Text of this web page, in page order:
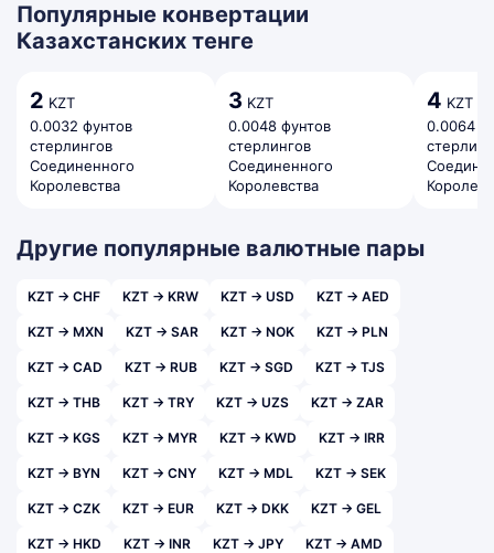
Популярные конвертации
Казахстанских тенге
2 KZT
0.0032 фунтов
стерлингов
Соединенного
Королевства
3 KZT
0.0048 фунтов
стерлингов
Соединенного
Королевства
4 KZT
0.0064
Другие популярные валютные пары
KZT → CHF KZT → KRW KZT → USD KZT → AED
KZT → MXN KZT → SAR KZT → NOK KZT → PLN
KZT → CAD KZT → RUB KZT → SGD KZT → TJS
KZT → THB KZT → TRY KZT → UZS KZT → ZAR
KZT → KGS KZT → MYR KZT → KWD KZT → IRR
KZT → BYN KZT → CNY KZT → MDL KZT → SEK
KZT → CZK KZT → EUR KZT → DKK KZT → GEL
KZT → HKD KZT → INR KZT → JPY KZT → AMD